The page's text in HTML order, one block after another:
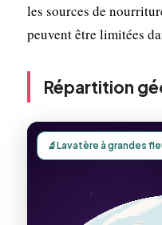
les sources de
peuvent être limitées
Répartition